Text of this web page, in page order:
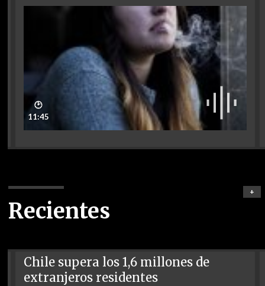
🕑
11:45
Recientes
+
Chile supera los 1,6 millones de
extranjeros residentes